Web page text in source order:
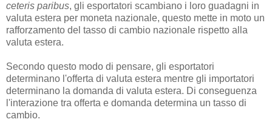
ceteris paribus, gli esportatori scambiano i loro guadagni in
valuta estera per moneta nazionale, questo mette in moto un
rafforzamento del tasso di cambio nazionale rispetto alla
valuta estera.
Secondo questo modo di pensare, gli esportatori
determinano l'offerta di valuta estera mentre gli importatori
determinano la domanda di valuta estera. Di conseguenza
l'interazione tra offerta e domanda determina un tasso di
cambio.